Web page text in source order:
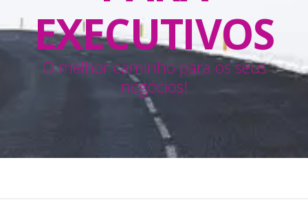
EXECUTIVOS
O melhor caminho para os seus
negócios!